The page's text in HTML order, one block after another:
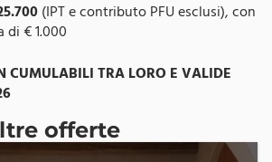
(IPT e contributo PFU esclusi), con
€ 1.000
CUMULABILI TRA LORO E VALIDE
offerte